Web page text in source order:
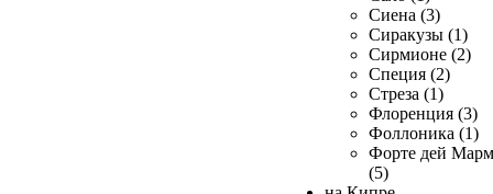
Сиена (3)
Сиракузы (1)
Сирмионе (2)
Специя (2)
Стреза (1)
Флоренция (3)
Фоллоника (1)
Форте дей
(5)